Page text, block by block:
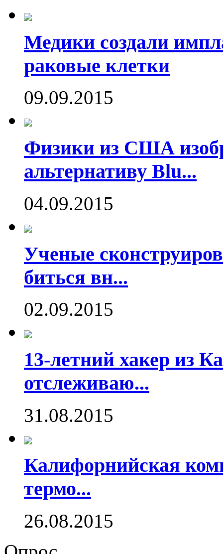
Медики создали
раковые клетки
09.09.2015
Физики из США
альтернативу Blu...
04.09.2015
Ученые
биться вн...
02.09.2015
13-летний хакер из
отслеживаю...
31.08.2015
Калифорнийская
термо...
26.08.2015